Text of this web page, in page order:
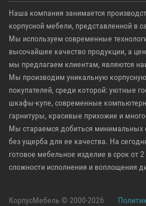
Наша компания занимается
корпусной мебели, представленной в
Мы используем современные
высочайшее качество продукции, а
мы предлагаем клиентам, являются
Мы производим уникальную
покупателей, среди которой: уютные
шкафы-купе, современные
гарнитуры, красивые прихожие и
Мы стараемся добиться минимальных
без ущерба для ее качества. На
готовое мебельное изделие в срок от
сложности исполнения и воплощения
КорпусМебель © 2000-2026